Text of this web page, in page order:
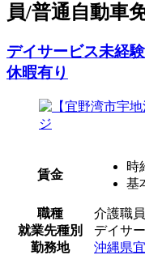
員/普通自動車
デイサービス未経
休暇有り
賃金
時
基
職種
介護職
就業先種別
デイサ
勤務地
沖縄県